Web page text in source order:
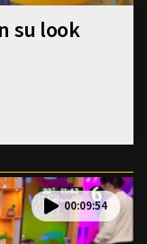
su look
00:09:54